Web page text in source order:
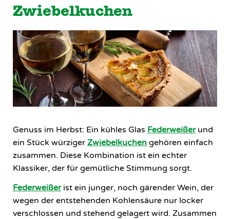
Zwiebelkuchen
Genuss im Herbst: Ein kühles Glas Federweißer und
ein Stück würziger Zwiebelkuchen gehören einfach
zusammen. Diese Kombination ist ein echter
Klassiker, der für gemütliche Stimmung sorgt.
Federweißerist ein junger, noch gärender Wein, der
wegen der entstehenden Kohlensäure nur locker
verschlossen und stehend gelagert wird. Zusammen